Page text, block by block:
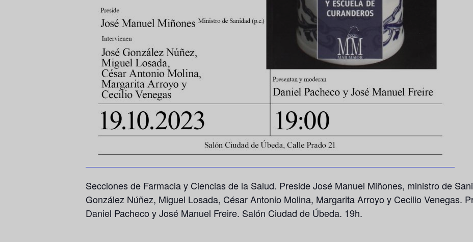
Secciones de Farmacia y Ciencias de la Salud. Preside José Manuel Miñones, ministro de
González Núñez, Miguel Losada, César Antonio Molina, Margarita Arroyo y Cecilio Venegas.
Daniel Pacheco y José Manuel Freire. Salón Ciudad de Úbeda. 19h.